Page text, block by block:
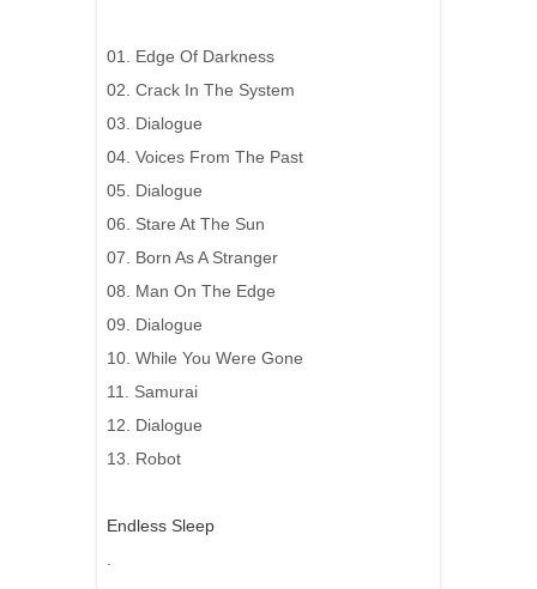
01. Edge Of Darkness
02. Crack In The System
03. Dialogue
04. Voices From The Past
05. Dialogue
06. Stare At The Sun
07. Born As A Stranger
08. Man On The Edge
09. Dialogue
10. While You Were Gone
11. Samurai
12. Dialogue
13. Robot
Endless Sleep